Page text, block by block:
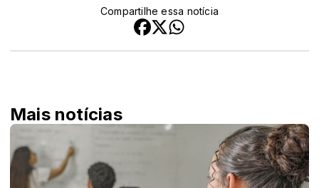
Compartilhe essa notícia
Mais notícias